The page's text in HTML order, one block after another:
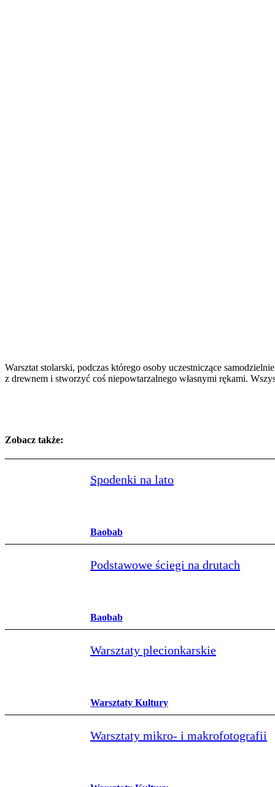
Warsztat stolarski, podczas którego osoby uczestniczące
z drewnem i stworzyć coś niepowtarzalnego własnymi rękami.
Zobacz także:
Spodenki na lato
Baobab
Podstawowe ściegi na drutach
Baobab
Warsztaty plecionkarskie
Warsztaty Kultury
Warsztaty mikro- i makrofotografii